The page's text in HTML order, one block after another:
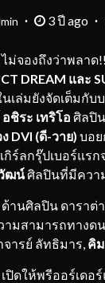
3 ปี ago
องถึงว่าพลาด!!!
DREAM และ
นเล่มยังจัดเต็มกั
อชิระ เทริโอ ศิลปิน
DVI (ดี-วาย) บอย
เกิร์ลกรุ๊ปเบอร์แรก
ฒน์ศิลปินที่มีควา
ศิลปิน ดาราต่า
ามสามารถทางด
ารย์ ลัทธิมาร, คิ
ห้พรีออร์เดอร์แล้